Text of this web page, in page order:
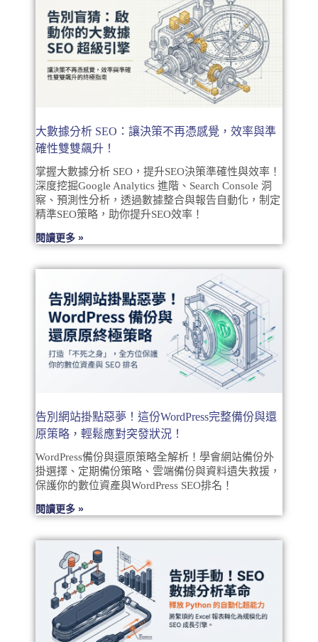
大數據分析 SEO：讓決策不再憑感覺，效率與準
確性雙雙飆升！
掌握大數據分析 SEO，提升SEO決策準確性與效率！
深度挖掘Google Analytics 進階、Search Console 洞
察、預測性分析，透過數據整合與報告自動化，制定
精準SEO策略，助你提升SEO效率！
閱讀更多 »
告別網站掛點惡夢！這份WordPress完整備份與還
原策略，輕鬆應對突發狀況！
WordPress備份與還原策略全解析！學會網站備份外
掛選擇、定期備份策略、雲端備份與資料遺失救援，
保護你的數位資產與WordPress SEO排名！
閱讀更多 »